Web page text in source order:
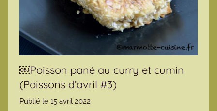
￼Poisson pané au curry et cumin
(Poissons d’avril #3)
Publié le 15 avril 2022